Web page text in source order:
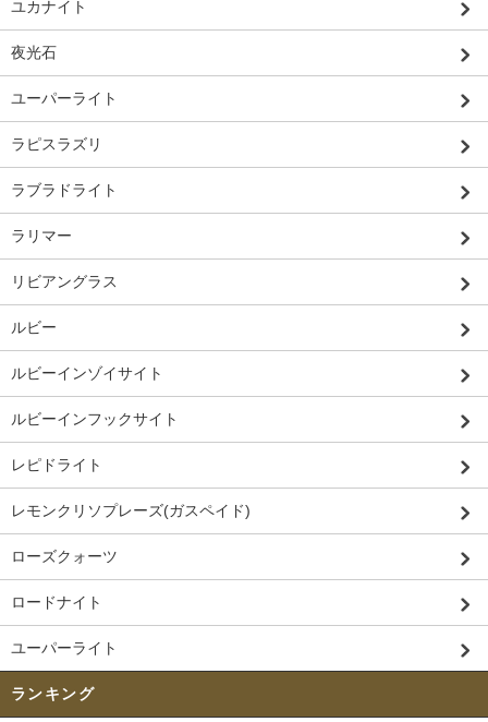
ユカナイト
夜光石
ユーパーライト
ラピスラズリ
ラブラドライト
ラリマー
リビアングラス
ルビー
ルビーインゾイサイト
ルビーインフックサイト
レピドライト
レモンクリソプレーズ(ガスペイド)
ローズクォーツ
ロードナイト
ユーパーライト
ランキング